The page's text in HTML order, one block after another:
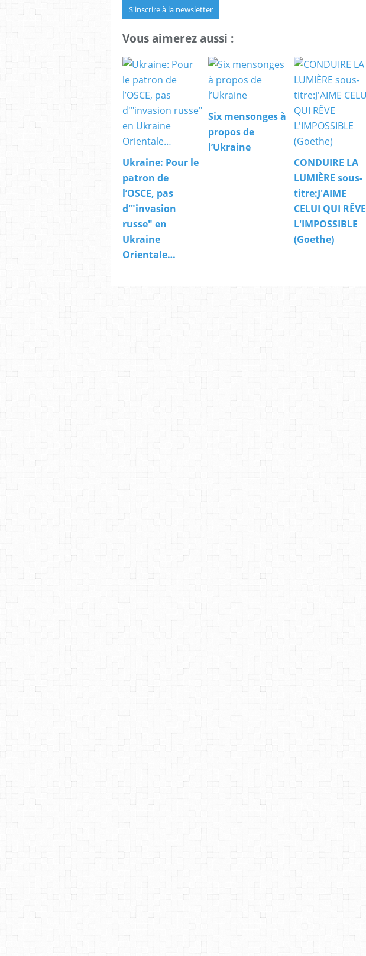
S'inscrire à la newsletter
Vous aimerez aussi :
Ukraine: Pour le
patron de
l’OSCE, pas
d'"invasion
russe" en
Ukraine
Orientale…
Six mensonges à
propos de
l’Ukraine
CONDUIRE LA
LUMIÈRE sous-
titre:J'AIME
CELUI QUI RÊVE
L'IMPOSSIBLE
(Goethe)